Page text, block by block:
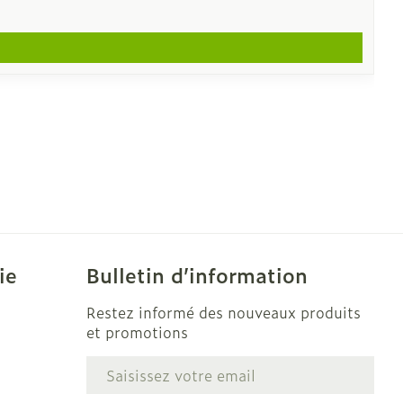
Bulletin d’information
Restez informé des nouveaux produits
et promotions
Adresse mail